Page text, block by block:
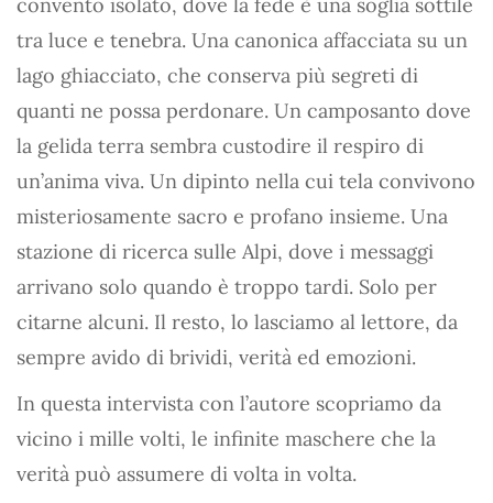
tra luce e tenebra. Una canonica affacciata su un
lago ghiacciato, che conserva più segreti di
quanti ne possa perdonare. Un camposanto dove
la gelida terra sembra custodire il respiro di
un’anima viva. Un dipinto nella cui tela convivono
misteriosamente sacro e profano insieme. Una
stazione di ricerca sulle Alpi, dove i messaggi
arrivano solo quando è troppo tardi. Solo per
citarne alcuni. Il resto, lo lasciamo al lettore, da
sempre avido di brividi, verità ed emozioni.
In questa intervista con l’autore scopriamo da
vicino i mille volti, le infinite maschere che la
verità può assumere di volta in volta.